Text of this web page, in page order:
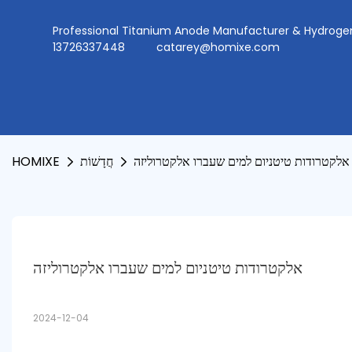
Professional Titanium Anode Manufacturer &
13726337448
catarey@homixe.com
HOMIXE חֲדָשׁוֹת אלקטרודות טיטניום למים שעברו אלקטרוליזה
אלקטרודות טיטניום למים שעברו אלקטרוליזה
2024-12-04